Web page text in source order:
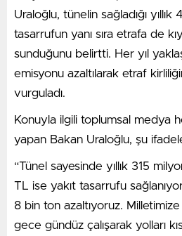
Uraloğlu, tünelin sağladığı yıllık
tasarrufun yanı sıra etrafa de
sunduğunu belirtti. Her yıl
emisyonu azaltılarak etraf
vurguladı.
Konuyla ilgili toplumsal medya
yapan Bakan Uraloğlu, şu
“Tünel sayesinde yıllık 315
TL ise yakıt tasarrufu
8 bin ton azaltıyoruz.
gece gündüz çalışarak yolları